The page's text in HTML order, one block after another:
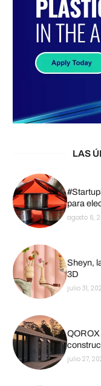
LAS
para
agosto 6,
Sheyn,
3D
julio 31,
QOROX
julio 27,